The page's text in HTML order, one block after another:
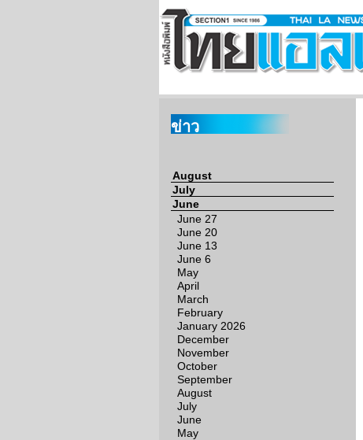
ข่าว
August
July
June
June 27
June 20
June 13
June 6
May
April
March
February
January 2026
December
November
October
September
August
July
June
May